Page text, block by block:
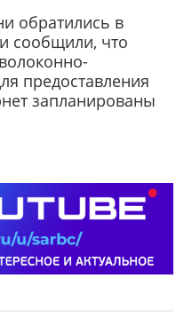
обратились в
сообщили, что
предоставления
запланированы